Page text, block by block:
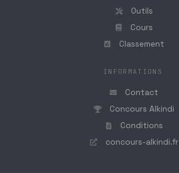
Outils
Cours
Classement
INFORMATIONS
Contact
Concours Alkindi
Conditions
concours-alkindi.fr